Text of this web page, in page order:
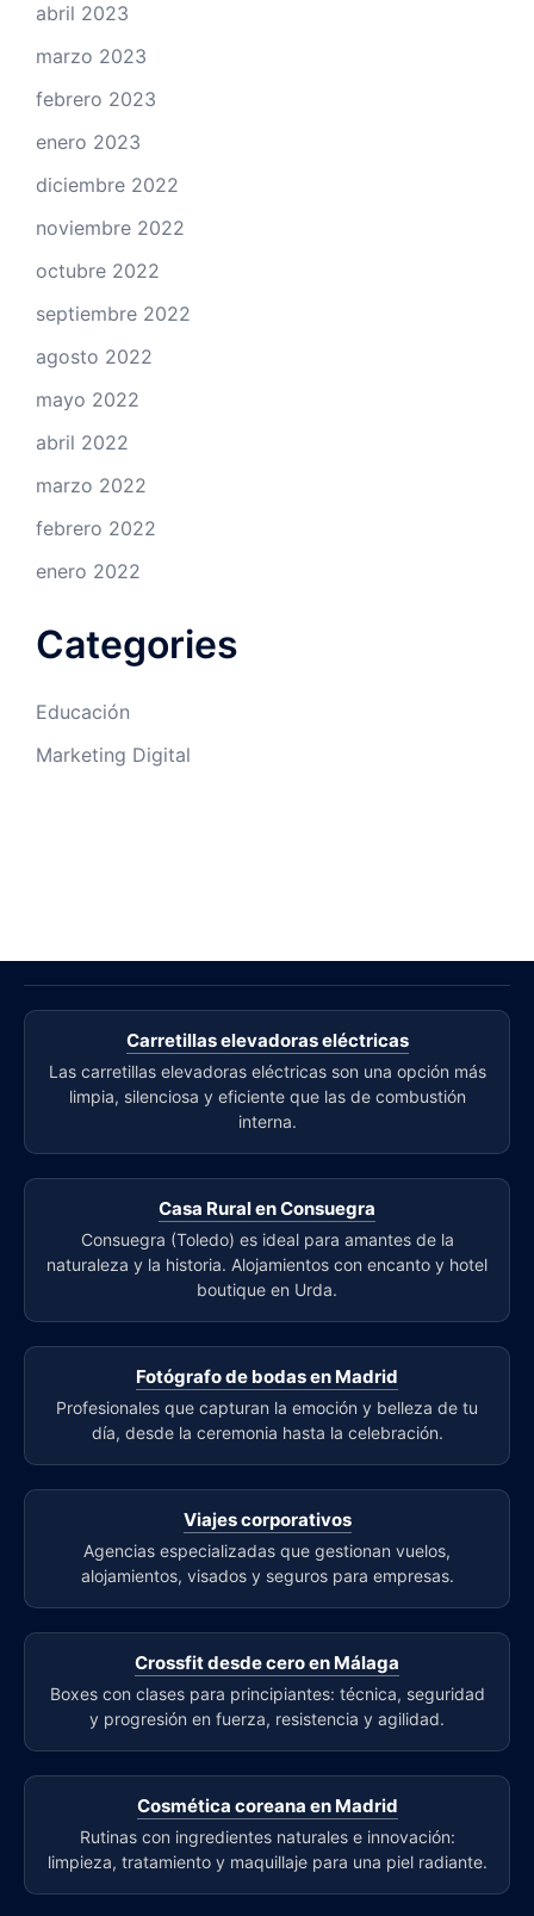
abril 2023
marzo 2023
febrero 2023
enero 2023
diciembre 2022
noviembre 2022
octubre 2022
septiembre 2022
agosto 2022
mayo 2022
abril 2022
marzo 2022
febrero 2022
enero 2022
Categories
Educación
Marketing Digital
Carretillas elevadoras eléctricas
Las carretillas elevadoras eléctricas son una opción más
limpia, silenciosa y eficiente que las de combustión
interna.
Casa Rural en Consuegra
Consuegra (Toledo) es ideal para amantes de la
naturaleza y la historia. Alojamientos con encanto y hotel
boutique en Urda.
Fotógrafo de bodas en Madrid
Profesionales que capturan la emoción y belleza de tu
día, desde la ceremonia hasta la celebración.
Viajes corporativos
Agencias especializadas que gestionan vuelos,
alojamientos, visados y seguros para empresas.
Crossfit desde cero en Málaga
Boxes con clases para principiantes: técnica, seguridad
y progresión en fuerza, resistencia y agilidad.
Cosmética coreana en Madrid
Rutinas con ingredientes naturales e innovación:
limpieza, tratamiento y maquillaje para una piel radiante.